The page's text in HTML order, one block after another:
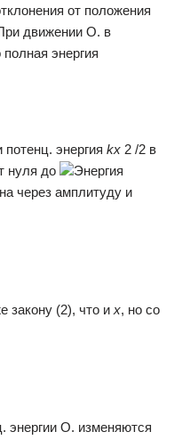
от положения
движении О. в
энергия
потенц. энергия kx 2 /2 в
нуля до
Энергия
через амплитуду и
закону (2), что и х, но со
энергии О. изменяются